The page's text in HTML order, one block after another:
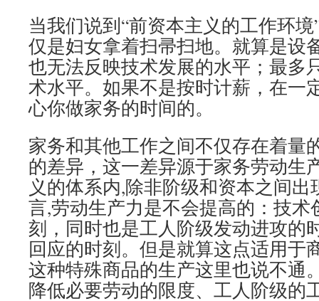
当我们说到“前资本主义的工作环
仅是妇女拿着扫帚扫地。就算是设
也无法反映技术发展的水平；最多
术水平。如果不是按时计薪，在一
心你做家务的时间的。
家务和其他工作之间不仅存在着量
的差异，这一差异源于家务劳动生
义的体系内,除非阶级和资本之间
言,劳动生产力是不会提高的：技
刻，同时也是工人阶级发动进攻的
回应的时刻。但是就算这点适用于
这种特殊商品的生产这里也说不通
降低必要劳动的限度、工人阶级的